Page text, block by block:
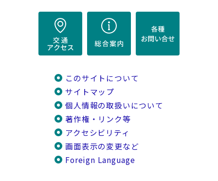
このサイトについて
サイトマップ
個人情報の取扱いについて
著作権・リンク等
アクセシビリティ
画面表示の変更など
Foreign Language